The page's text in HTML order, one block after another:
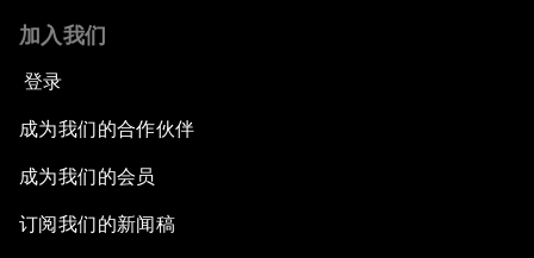
加入我们
登录
成为我们的合作伙伴
成为我们的会员
订阅我们的新闻稿